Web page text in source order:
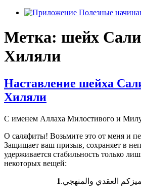
Метка: шейх
Хиляли
Наставление шейха
Хиляли
С именем Аллаха Милостивого и
О саляфиты! Возьмите это от меня и
Защищает ваш призыв, сохраняет в
удерживается стабильность только
некоторых вещей:
1